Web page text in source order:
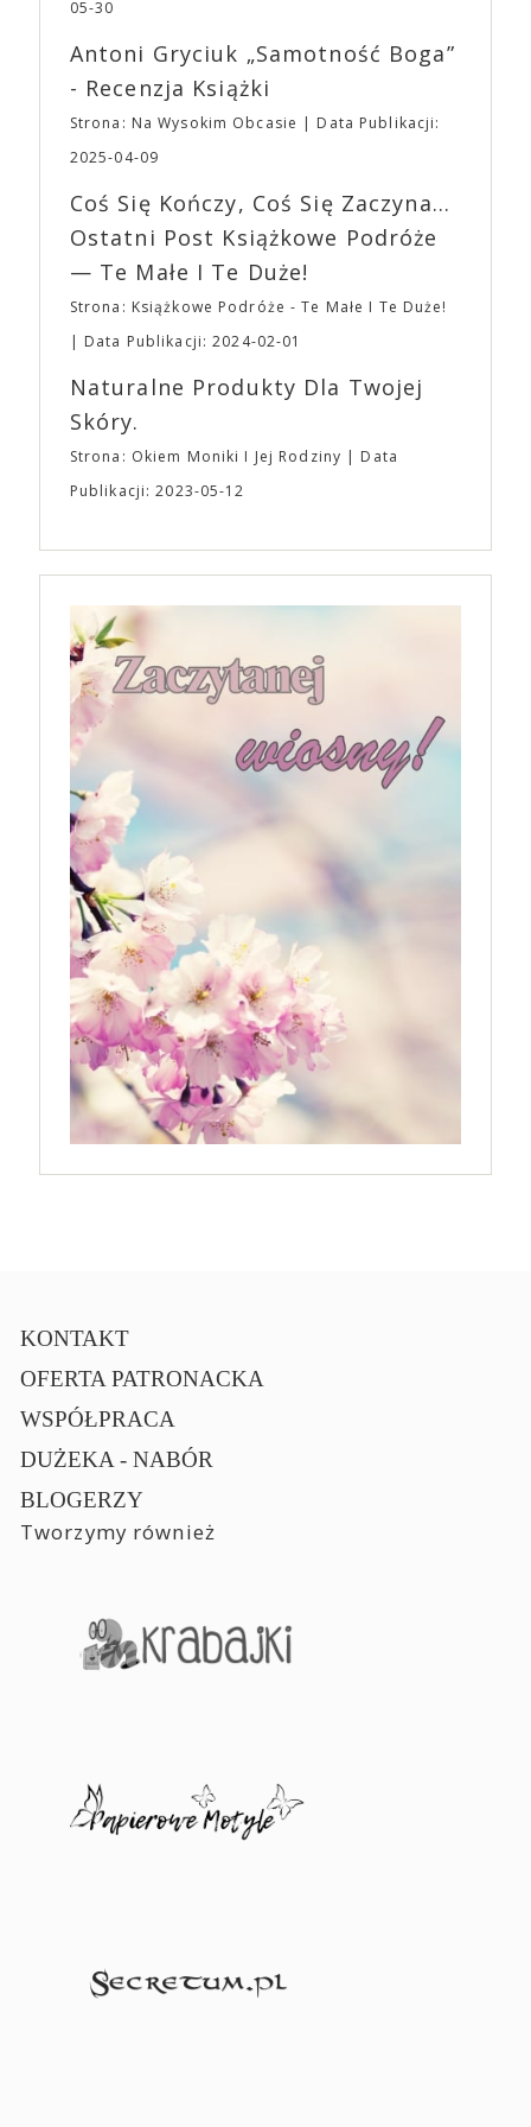
jednego z najbardziej interesujących współczesnych
(„Joker”, „Ona”) w swojej najbardziej zaskakującej
roli. Twórca kultowych „Dziedzictwo. Hereditary” i
„Midsommar. W biały dzień” zrealizował najbardziej
osobisty film, który pozwolił mu w pełni podzielić
się z widzami swoimi lękami, wizją świata, a przede
„Bo się boi” w kinach od 21 kwietnia.
Wystawców i Obsługi. Na terenie hali nie zabraknie
Waszych ulubionych Wystawców serwujących
napoje oraz drobne przekąski a przed halą
planujemy Strefę FoodTrucków. Życzymy Wam
fantastycznego czasu oczekiwania na nadchodzącą
EXPO XXI!
05-30
Antoni Gryciuk „Samotność Boga”
- Recenzja Książki
Strona: Na Wysokim Obcasie
Data Publikacji:
2025-04-09
Coś Się Kończy, Coś Się Zaczyna...
Ostatni Post Książkowe Podróże
— Te Małe I Te Duże!
Strona: Książkowe Podróże - Te Małe I Te Duże!
Data Publikacji: 2024-02-01
Naturalne Produkty Dla Twojej
Skóry.
Strona: Okiem Moniki I Jej Rodziny
Data
Publikacji: 2023-05-12
KONTAKT
OFERTA PATRONACKA
WSPÓŁPRACA
DUŻEKA - NABÓR
BLOGERZY
Tworzymy również